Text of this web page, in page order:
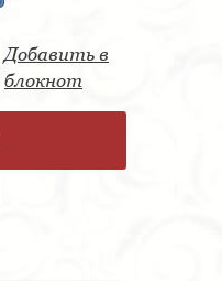
Добавить в
блокнот